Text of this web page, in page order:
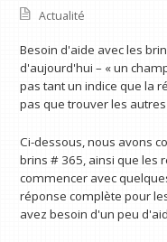
Actualité
Besoin d'aide avec les
d'aujourd'hui – « un
pas tant un indice que la
pas que trouver les
Ci-dessous, nous avons
brins # 365, ainsi que les
commencer avec
réponse complète pour
avez besoin d'un peu